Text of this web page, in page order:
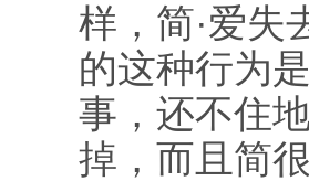
样，简·爱失
的这种行为
事，还不住
掉，而且简